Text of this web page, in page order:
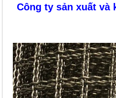
Công ty sản xuất và